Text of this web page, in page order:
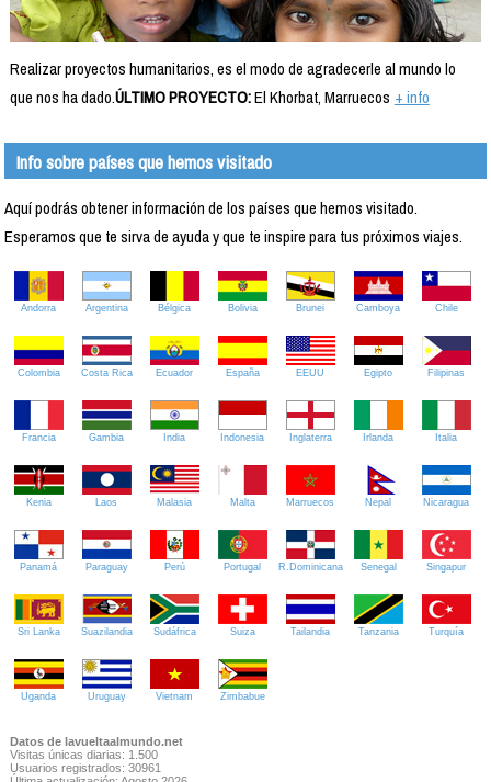
Realizar proyectos humanitarios, es el modo de agradecerle al mundo lo
que nos ha dado.ÚLTIMO PROYECTO:El Khorbat, Marruecos + info
Info sobre países que hemos visitado
Aquí podrás obtener información de los países que hemos visitado.
Esperamos que te sirva de ayuda y que te inspire para tus próximos viajes.
Andorra Argentina Bélgica Bolivia Brunei Camboya Chile
Colombia Costa Rica Ecuador España EEUU Egipto Filipinas
Francia Gambia India Indonesia Inglaterra Irlanda Italia
Kenia Laos Malasia Malta Marruecos Nepal Nicaragua
Panamá Paraguay Perú Portugal R.Dominicana Senegal Singapur
Sri Lanka Suazilandia Sudáfrica Suiza Tailandia Tanzania Turquía
Uganda Uruguay Vietnam Zimbabue
Datos de lavueltaalmundo.net
Visitas únicas diarias: 1.500
Usuarios registrados: 30961